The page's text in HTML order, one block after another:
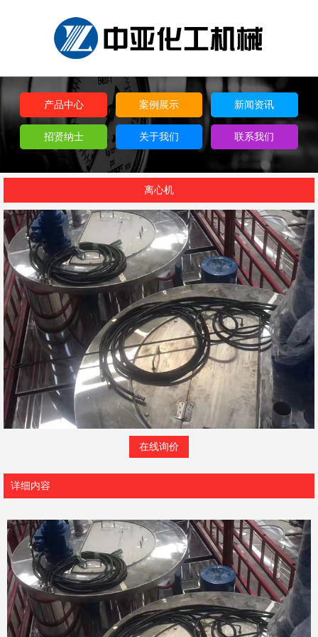
产品中心 案例展示 新闻资讯
招贤纳士 关于我们 联系我们
离心机
在线询价
详细内容